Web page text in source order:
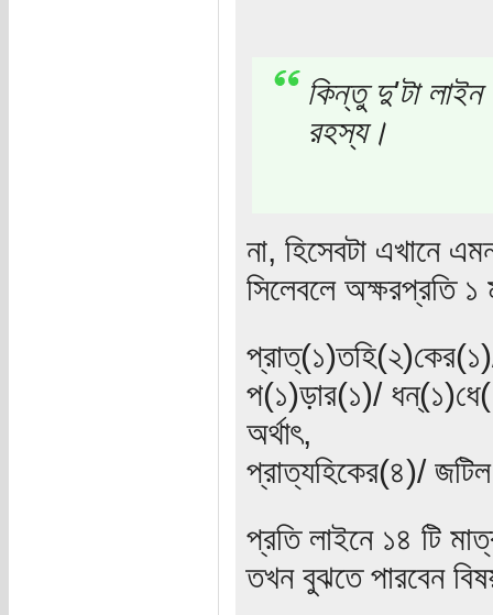
কিন্তু দু'টা লাইন
রহস্য।
না, হিসেবটা এখানে
সিলেবলে অক্ষরপ্রতি
প(১)ড়ার(১)/
অর্থাৎ,
প্রাত্যহিকের(৪)/
প্রতি লাইনে ১৪ টি
তখন বুঝতে পারবেন